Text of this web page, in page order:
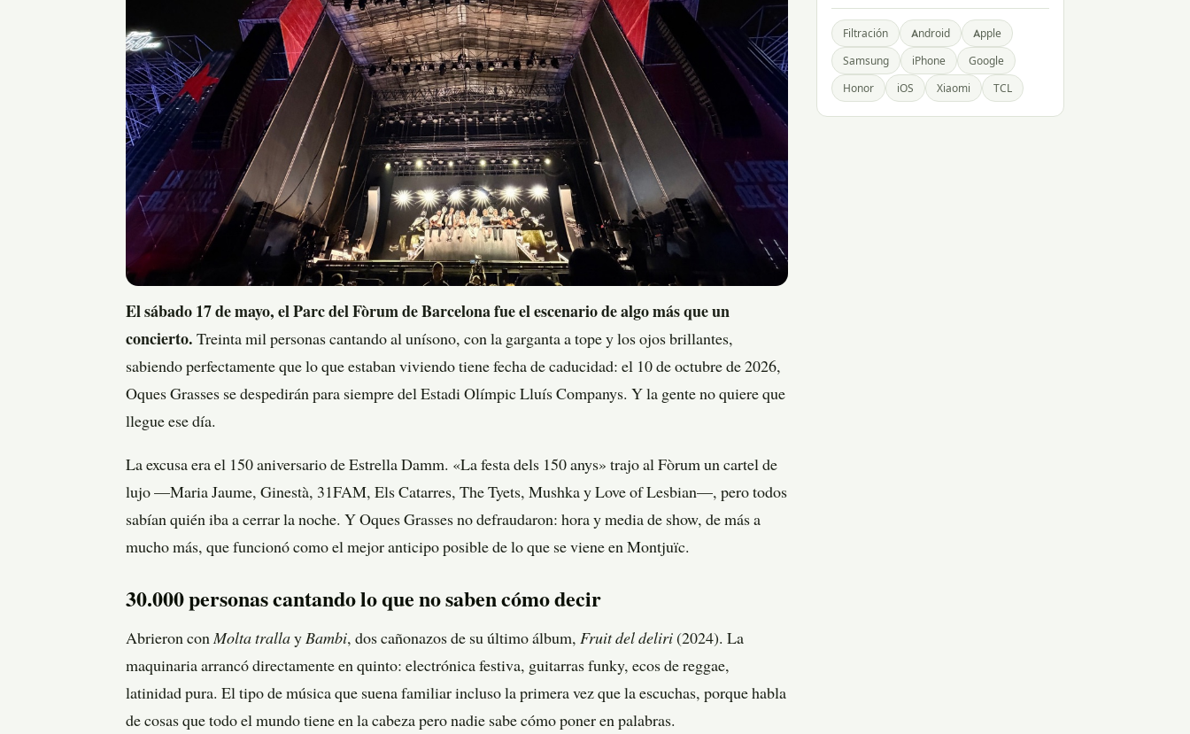
El sábado 17 de mayo, el Parc del Fòrum de Barcelona fue el escenario de algo más que un
concierto. Treinta mil personas cantando al unísono, con la garganta a tope y los ojos brillantes,
sabiendo perfectamente que lo que estaban viviendo tiene fecha de caducidad: el 10 de octubre de 2026,
Oques Grasses se despedirán para siempre del Estadi Olímpic Lluís Companys. Y la gente no quiere que
llegue ese día.
La excusa era el 150 aniversario de Estrella Damm. «La festa dels 150 anys» trajo al Fòrum un cartel de
lujo —Maria Jaume, Ginestà, 31FAM, Els Catarres, The Tyets, Mushka y Love of Lesbian—, pero todos
sabían quién iba a cerrar la noche. Y Oques Grasses no defraudaron: hora y media de show, de más a
mucho más, que funcionó como el mejor anticipo posible de lo que se viene en Montjuïc.
30.000 personas cantando lo que no saben cómo decir
Abrieron conMolta tralla y Bambi, dos cañonazos de su último álbum, Fruit del deliri (2024). La
maquinaria arrancó directamente en quinto: electrónica festiva, guitarras funky, ecos de reggae,
latinidad pura. El tipo de música que suena familiar incluso la primera vez que la escuchas, porque habla
de cosas que todo el mundo tiene en la cabeza pero nadie sabe cómo poner en palabras.
Filtración Android Apple
Samsung iPhone Google
Honor iOS Xiaomi TCL